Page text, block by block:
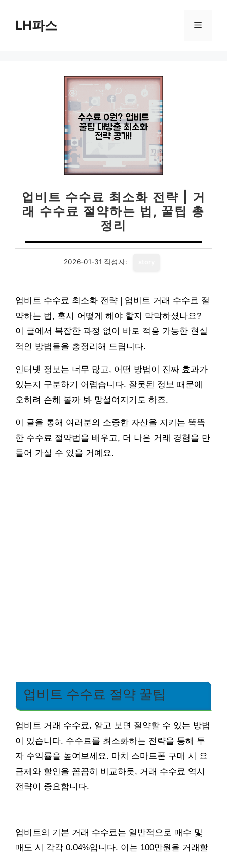
LH파스 메
업비트 수수료 최소화 전략 | 거
래 수수료 절약하는 법, 꿀팁 총
정리
2026-01-31 작성자:
업비트 수수료 최소화 전략 | 업비트 거래 수수료 절
약하는 법, 혹시 어떻게 해야 할지 막막하셨나요?
이 글에서 복잡한 과정 없이 바로 적용 가능한 현실
적인 방법들을 총정리해 드립니다.
인터넷 정보는 너무 많고, 어떤 방법이 진짜 효과가
있는지 구분하기 어렵습니다. 잘못된 정보 때문에
오히려 손해 볼까 봐 망설여지기도 하죠.
이 글을 통해 여러분의 소중한 자산을 지키는 똑똑
한 수수료 절약법을 배우고, 더 나은 거래 경험을 만
들어 가실 수 있을 거예요.
업비트 수수료 절약 꿀팁
업비트 거래 수수료, 알고 보면 절약할 수 있는 방법
이 있습니다. 수수료를 최소화하는 전략을 통해 투
자 수익률을 높여보세요. 마치 스마트폰 구매 시 요
금제와 할인을 꼼꼼히 비교하듯, 거래 수수료 역시
전략이 중요합니다.
업비트의 기본 거래 수수료는 일반적으로 매수 및
매도 시 각각 0.04%입니다. 이는 100만원을 거래할